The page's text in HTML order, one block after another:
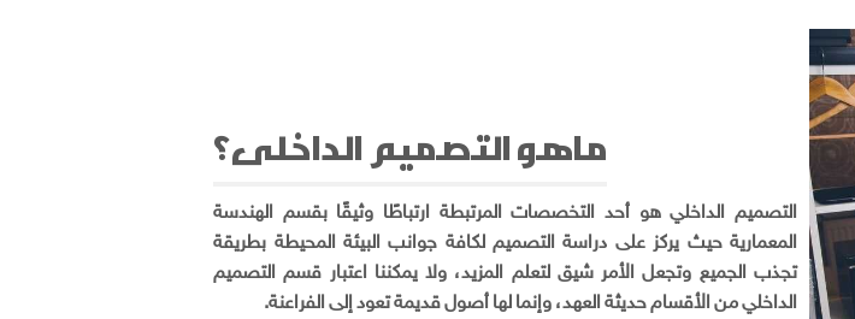
ماهو التصميم الداخلى؟
التصميم الداخلي هو أحد التخصصات المرتبطة ارتباطًا وثيقًا بقسم الهندسة
المعمارية حيث يركز على دراسة التصميم لكافة جوانب البيئة المحيطة بطريقة
تجذب الجميع وتجعل الأمر شيق لتعلم المزيد، ولا يمكننا اعتبار قسم التصميم
الداخلي من الأقسام حديثة العهد، وإنما لها أصول قديمة تعود إلى الفراعنة.